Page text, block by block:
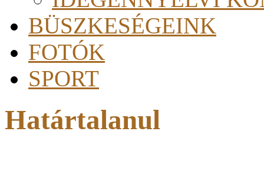
BÜSZKESÉGEINK
FOTÓK
SPORT
Határtalanul